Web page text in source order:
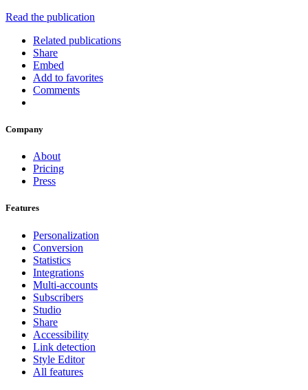
Read the publication
Related publications
Share
Embed
Add to favorites
Comments
Company
About
Pricing
Press
Features
Personalization
Conversion
Statistics
Integrations
Multi-accounts
Subscribers
Studio
Share
Accessibility
Link detection
Style Editor
All features